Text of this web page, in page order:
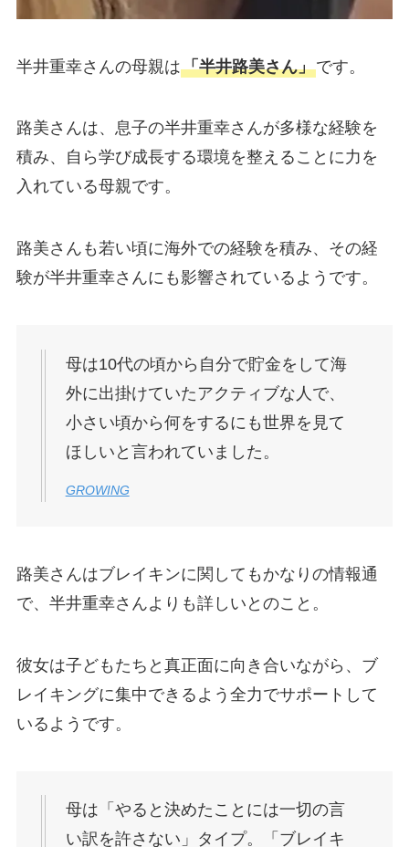
半井重幸さんの母親は「半井路美さん」です。
路美さんは、息子の半井重幸さんが多様な経験を
積み、自ら学び成長する環境を整えることに力を
入れている母親です。
路美さんも若い頃に海外での経験を積み、その経
験が半井重幸さんにも影響されているようです。
母は10代の頃から自分で貯金をして海
外に出掛けていたアクティブな人で、
小さい頃から何をするにも世界を見て
ほしいと言われていました。
GROWING
路美さんはブレイキンに関してもかなりの情報通
で、半井重幸さんよりも詳しいとのこと。
彼女は子どもたちと真正面に向き合いながら、ブ
レイキングに集中できるよう全力でサポートして
いるようです。
母は「やると決めたことには一切の言
い訳を許さない」タイプ。「ブレイキ